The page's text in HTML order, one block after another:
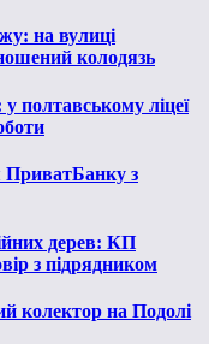
на вулиці
колодязь
полтавському ліцеї
ПриватБанку з
дерев: КП
з підрядником
колектор на Подолі